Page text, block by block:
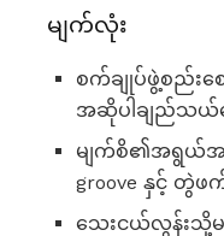
မျက်လုံး
စက်ချုပ်ဖွဲ့စည်းစ
အဆိုပါချည်သယ်
မျက်စိ၏အရွယ်အ
groove နှင့် တွဲ
သေးငယ်လွန်းသို့မ